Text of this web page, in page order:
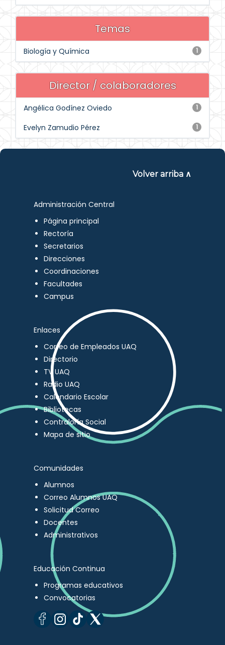
Temas
1
Biología y Química
Director / colaboradores
1
Angélica Godínez Oviedo
1
Evelyn Zamudio Pérez
Volver arriba ∧
Administración Central
Página principal
Rectoría
Secretarios
Direcciones
Coordinaciones
Facultades
Campus
Enlaces
Correo de Empleados UAQ
Directorio
TV UAQ
Radio UAQ
Calendario Escolar
Bibliotecas
Contraloría Social
Mapa de sitio
Comunidades
Alumnos
Correo Alumnos UAQ
Solicitud Correo
Docentes
Administrativos
Educación Continua
Programas educativos
Convocatorias